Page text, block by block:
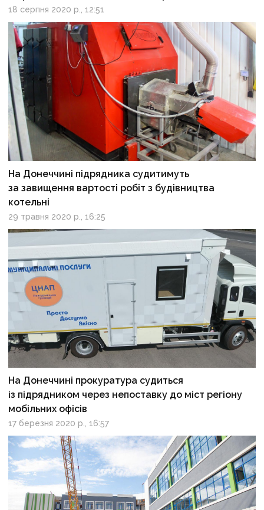
18 серпня 2020 р., 12:51
На Донеччині підрядника судитимуть
за завищення вартості робіт з будівництва
котельні
29 травня 2020 р., 16:25
На Донеччині прокуратура судиться
із підрядником через непоставку до міст регіону
мобільних офісів
17 березня 2020 р., 16:57